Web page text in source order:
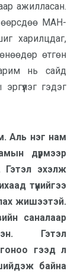
ажилласан.
өөрсдөө МАН-
харилцдаг,
өтгөн
нь сайд
гэдэг
Аль нэг нам
дүрмээр
эхэлж
түүнийгээ
жишээтэй.
саналаар
Гэтэл
гээд л
байна